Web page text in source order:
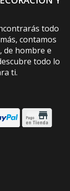
todo
contamos
de hombre e
todo lo
ti.